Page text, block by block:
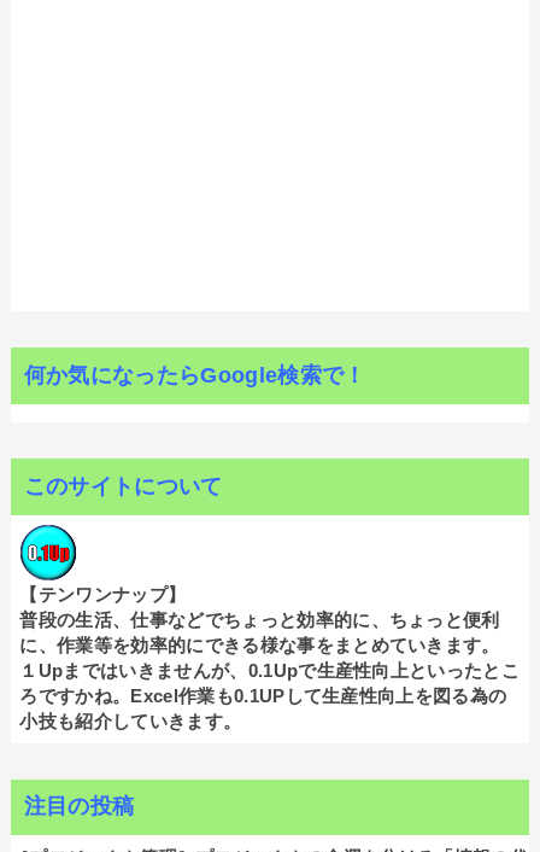
何か気になったらGoogle検索で！
このサイトについて
【テンワンナップ】
普段の生活、仕事などでちょっと効率的に、ちょっと便利
に、作業等を効率的にできる様な事をまとめていきます。
１Upまではいきませんが、0.1Upで生産性向上といったとこ
ろですかね。Excel作業も0.1UPして生産性向上を図る為の
小技も紹介していきます。
注目の投稿